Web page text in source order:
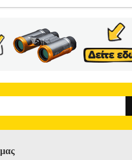
από την Netgear για την
• Τύπος: Unmanaged.•
IEEE 802.1p, IEEE 802.3,
Κατανάλωση: 23W.•
GIGABIT ETHERNET (10/